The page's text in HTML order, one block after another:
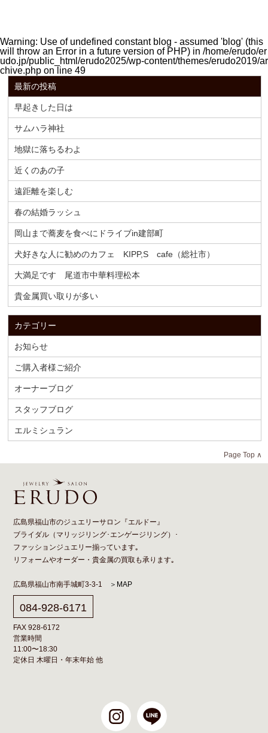
Warning: Use of undefined constant blog - assumed 'blog' (this
will throw an Error in a future version of PHP) in /home/erudo/er
udo.jp/public_html/erudo2025/wp-content/themes/erudo2019/ar
chive.php on line 49
最新の投稿
早起きした日は
サムハラ神社
地獄に落ちるわよ
近くのあの子
遠距離を楽しむ
春の結婚ラッシュ
岡山まで蕎麦を食べにドライブin建部町
犬好きな人に勧めのカフェ KIPP,S cafe（総社市）
大満足です 尾道市中華料理松本
貴金属買い取りが多い
カテゴリー
お知らせ
ご購入者様ご紹介
オーナーブログ
スタッフブログ
エルミシュラン
Page Top ∧
広島県福山市のジュエリーサロン『エルドー』
ブライダル（ マリッジリング･ エンゲージリング）･
ファッションジュエリー揃っています｡
リフォームやオーダー ・貴金属の買取も承ります｡
広島県福山市南手城町3-3-1 ＞MAP
084-928-6171
FAX 928-6172
営業時間
11:00〜18:30
定休日 木曜日・年末年始 他